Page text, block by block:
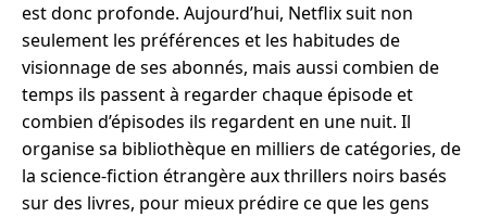
est donc profonde. Aujourd’hui, Netflix suit non
seulement les préférences et les habitudes de
visionnage de ses abonnés, mais aussi combien de
temps ils passent à regarder chaque épisode et
combien d’épisodes ils regardent en une nuit. Il
organise sa bibliothèque en milliers de catégories, de
la science-fiction étrangère aux thrillers noirs basés
sur des livres, pour mieux prédire ce que les gens